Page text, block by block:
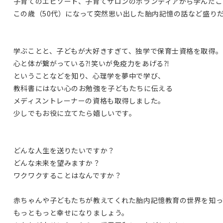
この歳（50代）になって突然思い出した胎内記憶の話など盛り
学ぶことと、子どもが大好きすぎて、独学で保育士資格を取得。
心と体が繋がっている⁈笑いが免疫力をあげる⁈
ということなどを知り、心理学を夢中で学び、
教科書にはない心のお勉強を子どもたちに伝える
メディスントレーナーの資格も取得しました。
少しでもお役に立てたら嬉しいです。
どんな人生を送りたいですか？
どんな未来を望みますか？
ワクワクすることはなんですか？
赤ちゃんや子どもたちが教えてくれた胎内記憶教育の世界を知っ
もっともっと幸せになりましょう。